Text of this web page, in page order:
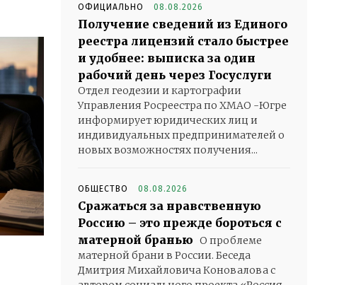
ОФИЦИАЛЬНО 08.08.2026
Получение сведений из Единого
реестра лицензий стало быстрее
и удобнее: выписка за один
рабочий день через Госуслуги
Отдел геодезии и картографии
Управления Росреестра по ХМАО -Югре
информирует юридических лиц и
индивидуальных предпринимателей о
новых возможностях получения...
ОБЩЕСТВО 08.08.2026
Сражаться за нравственную
Россию – это прежде бороться с
матерной бранью О проблеме
матерной брани в России. Беседа
Дмитрия Михайловича Коновалова с